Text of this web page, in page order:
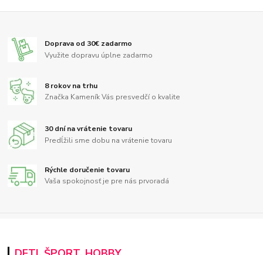
Doprava od 30€ zadarmo
Využite dopravu úplne zadarmo
8 rokov na trhu
Značka Kameník Vás presvedčí o kvalite
30 dní na vrátenie tovaru
Predĺžili sme dobu na vrátenie tovaru
Rýchle doručenie tovaru
Vaša spokojnosť je pre nás prvoradá